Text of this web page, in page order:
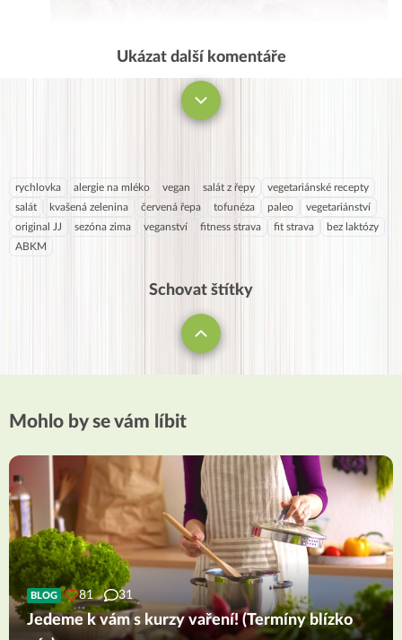
Ukázat další komentáře
rychlovka alergie na mléko vegan salát z řepy
vegetariánské recepty
salát
kvašená zelenina červená řepa tofunéza paleo
vegetariánství
original JJ
sezóna zima veganství fitness strava fit strava
bez laktózy
ABKM
Schovat štítky
Mohlo by se vám líbit
BLOG 81 31
Jedeme k vám s kurzy vaření! (Termíny blízko